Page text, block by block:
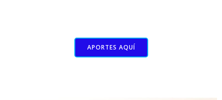
APORTES AQUÍ